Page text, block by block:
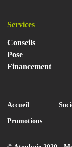
Services
Conseils
Pose
Financement
Accueil
Promotions